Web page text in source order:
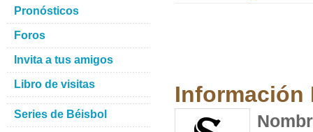
Información
Pronósticos
Foros
Invita a tus amigos
Libro de visitas
Series de Béisbol